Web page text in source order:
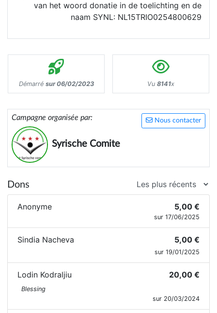
van het woord donatie in de toelichting en de
naam SYNL: NL15TRIO0254800629
Démarré sur 06/02/2023 Vu 8141x
Nous contacter
Campagne organisée par:
Syrische Comite
Dons
Anonyme 5,00 €
sur 17/06/2025
Sindia Nacheva 5,00 €
sur 19/01/2025
Lodin Kodraljiu 20,00 €
Blessing
sur 20/03/2024